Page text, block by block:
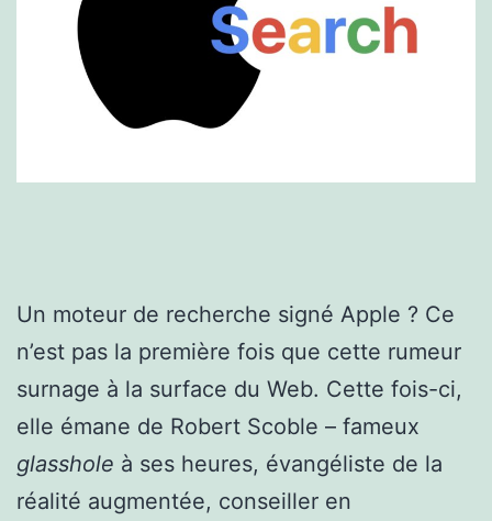
Un moteur de recherche signé Apple ? Ce
n’est pas la première fois que cette rumeur
surnage à la surface du Web. Cette fois-ci,
elle émane de Robert Scoble – fameux
glasshole à ses heures, évangéliste de la
réalité augmentée, conseiller en